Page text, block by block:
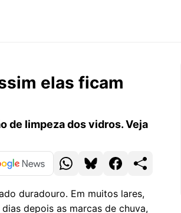
elas ficam
de limpeza dos vidros. Veja
duradouro. Em muitos lares,
depois as marcas de chuva,